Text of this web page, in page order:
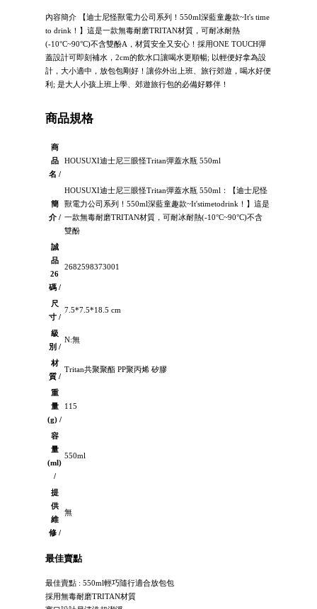
內容簡介 【迪士尼怪獸電力公司系列！550ml深藍童趣款~It's time
to drink！】這是一款無毒耐磨TRITAN材質，可耐冰耐熱
(-10°C~90°C)不含雙酚A，材質安全又安心！採用ONE TOUCH彈
蓋設計可即刻補水，2cm的飲水口讓喝水更順暢; 以輕便好拿為設
計，大小適中，放包包剛好！讓你外出上班、旅行郊遊，喝水好便
利; 是大人小孩上班上學、郊遊旅行包的必備好夥伴！
商品規格
商
品
名 /
HOUSUXI迪士尼三眼怪Tritan彈蓋水瓶 550ml
簡
介 /
HOUSUXI迪士尼三眼怪Tritan彈蓋水瓶 550ml：【迪士尼怪
獸電力公司系列！550ml深藍童趣款~It'stimetodrink！】這是
一款無毒耐磨TRITAN材質，可耐冰耐熱(-10°C~90°C)不含
雙酚
誠
品
26
碼 /
2682598373001
尺
寸 /
7.5*7.5*18.5 cm
級
別 /
N:無
材
質 /
Tritan共聚聚酯 PP聚丙烯 矽膠
重
量
(g) /
115
容
量
(ml)
/
550ml
提
供
維
修 /
無
最佳賣點
最佳賣點 : 550ml輕巧隨行適合放包包
採用無毒耐磨TRITAN材質